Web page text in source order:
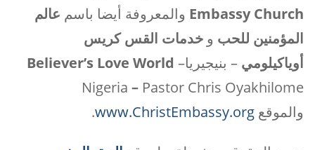
Embassy Church والمعروفة أيضا باسم عالم
المؤمنين للحب و خدمات القس كريس
أوياكيلومي – بنيجيريا Believer’s Love World –
Nigeria – Pastor Chris Oyakhilome
والموقع www.ChristEmbassy.org
.